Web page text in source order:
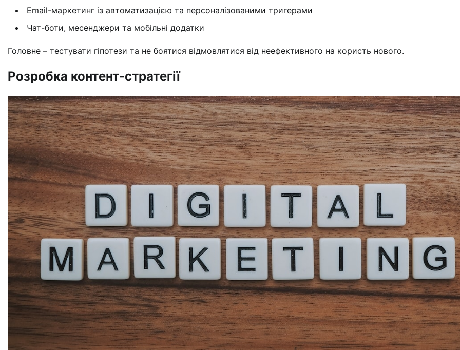
Email-маркетинг із автоматизацією та персоналізованими тригерами
Чат-боти, месенджери та мобільні додатки
Головне – тестувати гіпотези та не боятися відмовлятися від неефективного на користь нового.
Розробка контент-стратегії